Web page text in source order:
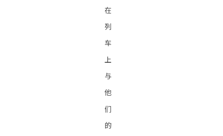
在
列
车
上
与
他
们
的